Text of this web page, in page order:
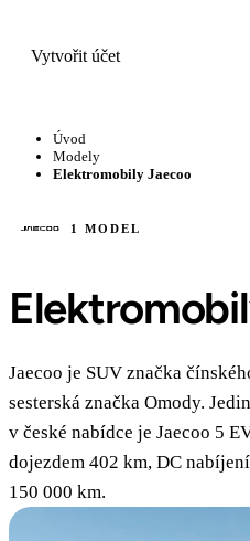
Vytvořit účet
Úvod
Modely
Elektromobily Jaecoo
1 MODEL
Jaecoo je SUV značka
sesterská značka Omody.
v české nabídce je Jaecoo 5
dojezdem 402 km, DC
150 000 km.